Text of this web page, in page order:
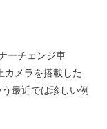
ーチェンジ車
カメラを搭載した
最近では珍しい例